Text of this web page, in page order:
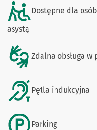
Dostępne dla
asystą
Zdalna obsługa w
Pętla indukcyjna
Parking